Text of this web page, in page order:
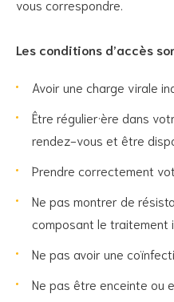
vous correspondre.
Les conditions d’accès
Avoir une charge virale
Être régulier·ère dans
rendez-vous et être
Prendre correctement
Ne pas montrer de
composant le traitement
Ne pas avoir une
Ne pas être enceinte ou